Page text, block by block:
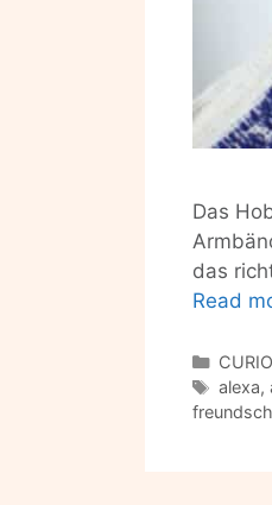
Das
das
Read
Tags
alexa,